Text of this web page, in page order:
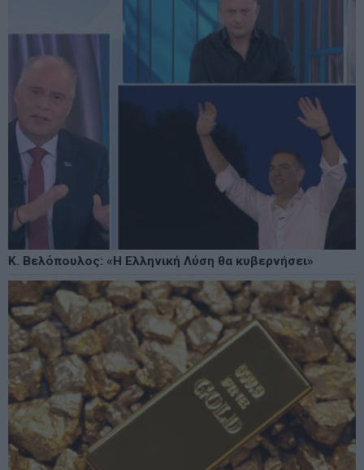
Κ. Βελόπουλος: «Η Ελληνική Λύση θα κυβερνήσει»